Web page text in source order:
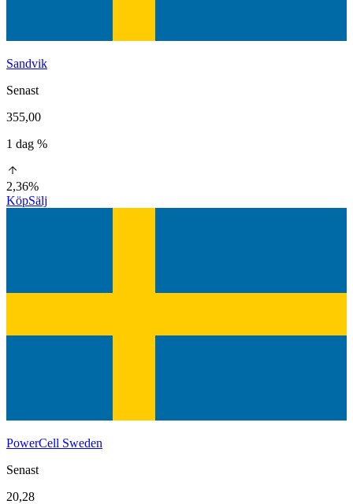
Sandvik
Senast
355,00
1 dag %
2,36%
KöpSälj
PowerCell Sweden
Senast
20,28